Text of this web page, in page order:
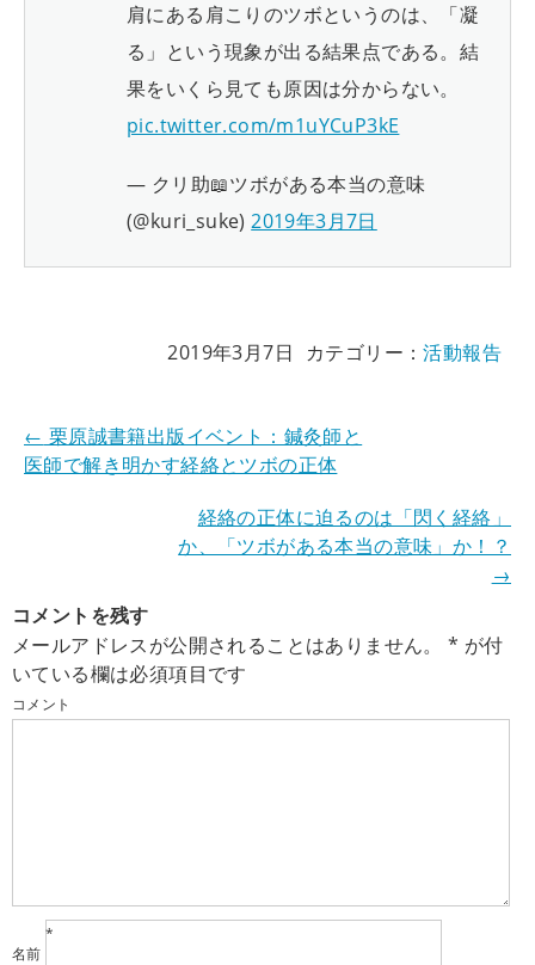
肩にある肩こりのツボというのは、「凝
る」という現象が出る結果点である。結
果をいくら見ても原因は分からない。
pic.twitter.com/m1uYCuP3kE
— クリ助📖ツボがある本当の意味
(@kuri_suke)2019年3月7日
2019年3月7日 カテゴリー：活動報告
← 栗原誠書籍出版イベント：鍼灸師と
医師で解き明かす経絡とツボの正体
経絡の正体に迫るのは「閃く経絡」
か、「ツボがある本当の意味」か！？
→
コメントを残す
メールアドレスが公開されることはありません。
* が付
いている欄は必須項目です
コメント
名前
*